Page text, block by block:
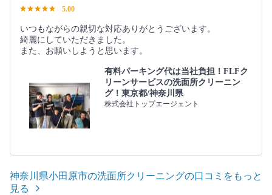
5.00
いつもながらの親切な対応ありがとうございます。
綺麗にしていただきました。
また、お願いしようと思います。
有料パーキング代は当社負担！FLFク
リーンサービスの洗面所クリーニン
グ！東京都/神奈川県
株式会社トップエージェント
神奈川県小田原市の洗面所クリーニングの口コミをもっと
見る